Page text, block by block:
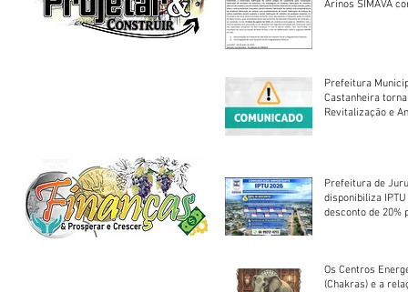
Arinos SIMAVA convoca à
Prefeitura
Castanheira
Revitalização e
Prefeitura de
disponibiliza
desconto de 20%
Os Centros
(Chakras) e a